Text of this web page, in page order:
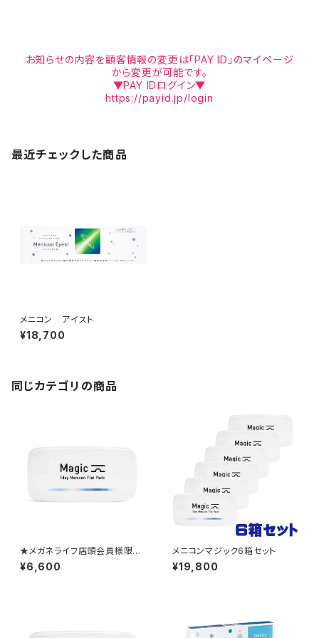
お知らせの内容を顧客情報の変更は「PAY ID」のマイページ
から変更が可能です。
▼PAY IDログイン▼
https://payid.jp/login
最近チェックした商品
メニコン アイスト
¥18,700
同じカテゴリの商品
★メガネライフ店頭会員様限定
★ 1か月ごとの定期便 メニ
コンマジック2箱セット
¥6,600
メニコンマジック6箱セット
¥19,800